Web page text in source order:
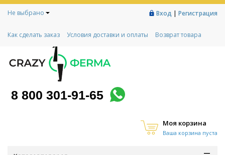
Не выбрано Вход | Регистрация
Как сделать заказ Условия доставки и оплаты
Возврат товара
Контакты
Социальный контракт
Любимая ферма
8 800 301-91-65
Моя корзина
Ваша корзина пуста